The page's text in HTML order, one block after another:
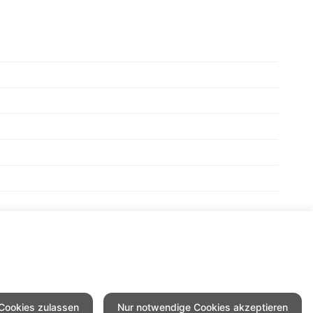
zulassen Nur notwendige Cookies akzeptieren